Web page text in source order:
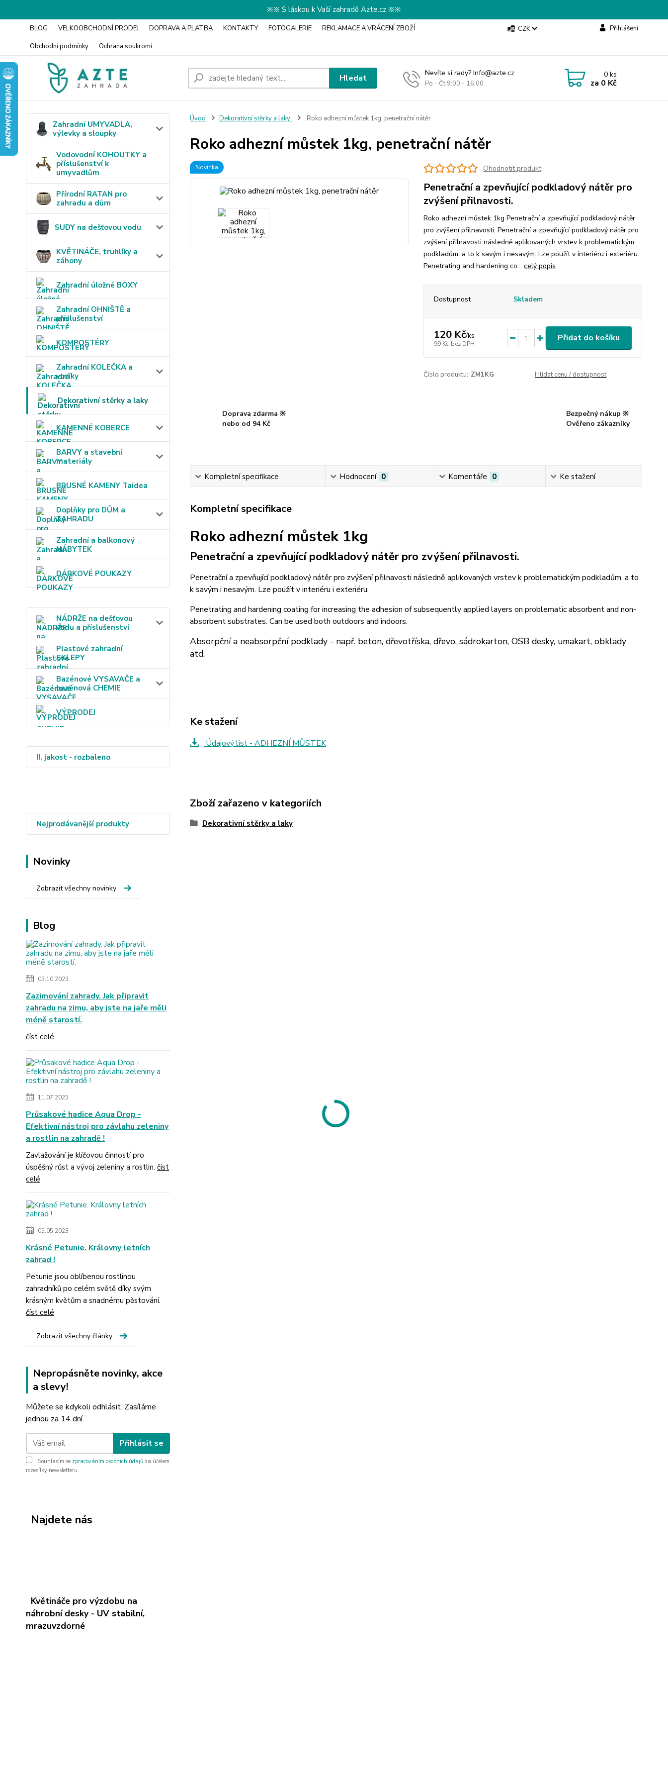
※※ S láskou k Vaší zahradě Azte.cz ※※
BLOG VELKOOBCHODNÍ PRODEJ DOPRAVA A PLATBA KONTAKTY FOTOGALERIE
REKLAMACE A VRÁCENÍ ZBOŽÍ
Obchodní podmínky
Ochrana soukromí
CZK Přihlášení
Hledat Nevíte si rady? Info@azte.cz
Po - Čt 9:00 - 16:00
0ks
za 0 Kč
Zahradní UMYVADLA,
výlevky a sloupky
Vodovodní KOHOUTKY a
příslušenství k
umyvadlům
Přírodní RATAN pro
zahradu a dům
SUDY na dešťovou vodu
KVĚTINÁČE, truhlíky a
záhony
Zahradní úložné BOXY
Zahradní OHNIŠTĚ a
příslušenství
KOMPOSTÉRY
Zahradní KOLEČKA a
vozíky
Dekorativní stěrky a laky
KAMENNÉ KOBERCE
BARVY a stavební
materiály
BRUSNÉ KAMENY Taidea
Doplňky pro DŮM a
ZAHRADU
Zahradní a balkonový
NÁBYTEK
DÁRKOVÉ POUKAZY
NÁDRŽE na dešťovou
vodu a příslušenství
Plastové zahradní
SKLEPY
Bazénové VYSAVAČE a
bazénová CHEMIE
VÝPRODEJ
II. jakost - rozbaleno
Nejprodávanější produkty
Novinky
Zobrazit všechny novinky
Blog
03.10.2023
Zazimování zahrady. Jak připravit
zahradu na zimu, aby jste na jaře měli
méně starostí.
číst celé
11.07.2023
Průsakové hadice Aqua Drop -
Efektivní nástroj pro závlahu zeleniny
a rostlin na zahradě !
Zavlažování je klíčovou činností pro
úspěšný růst a vývoj zeleniny a rostlin. číst
celé
05.05.2023
Krásné Petunie. Královny letních
zahrad !
Petunie jsou oblíbenou rostlinou
zahradníků po celém světě díky svým
krásným květům a snadnému pěstování.
číst celé
Zobrazit všechny články
Nepropásněte novinky, akce
a slevy!
Můžete se kdykoli odhlásit. Zasíláme
jednou za 14 dní.
Přihlásit se
Souhlasím se zpracováním osobních údajů za účelem
rozesílky newsletteru.
Najdete nás
Květináče pro výzdobu na
náhrobní desky - UV stabilní,
mrazuvzdorné
Úvod Dekorativní stěrky a laky Roko adhezní můstek 1kg, penetrační nátěr
Roko adhezní můstek 1kg, penetrační nátěr
Novinka Ohodnotit produkt
Penetrační a zpevňující podkladový nátěr pro
zvýšení přilnavosti.
Roko adhezní můstek 1kg Penetrační a zpevňující podkladový nátěr
pro zvýšení přilnavosti. Penetrační a zpevňující podkladový nátěr pro
zvýšení přilnavosti následně aplikovaných vrstev k problematickým
podkladům, a to k savým i nesavým. Lze použít v interiéru i exteriéru.
Penetrating and hardening co... celý popis
Dostupnost Skladem
120 Kč/ks
99 Kč bez DPH
Přidat do košíku
Číslo produktu: ZM1KG Hlídat cenu / dostupnost
Doprava zdarma ※
nebo od 94 Kč
Bezpečný nákup ※
Ověřeno zákazníky
Kompletní specifikace Hodnocení 0 Komentáře 0 Ke stažení
Kompletní specifikace
Roko adhezní můstek 1kg
Penetrační a zpevňující podkladový nátěr pro zvýšení přilnavosti.
Penetrační a zpevňující podkladový nátěr pro zvýšení přilnavosti následně aplikovaných vrstev k problematickým podkladům, a to
k savým i nesavým. Lze použít v interiéru i exteriéru.
Penetrating and hardening coating for increasing the adhesion of subsequently applied layers on problematic absorbent and non-
absorbent substrates. Can be used both outdoors and indoors.
Absorpční a neabsorpční podklady - např. beton, dřevotříska, dřevo, sádrokarton, OSB desky, umakart, obklady
atd.
Ke stažení
Údajový list - ADHEZNÍ MŮSTEK
Zboží zařazeno v kategoriích
Dekorativní stěrky a laky